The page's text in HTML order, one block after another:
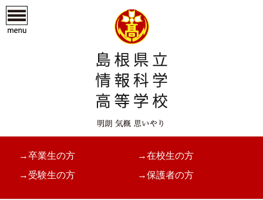
→卒業生の方
→在校生の方
→受験生の方
→保護者の方